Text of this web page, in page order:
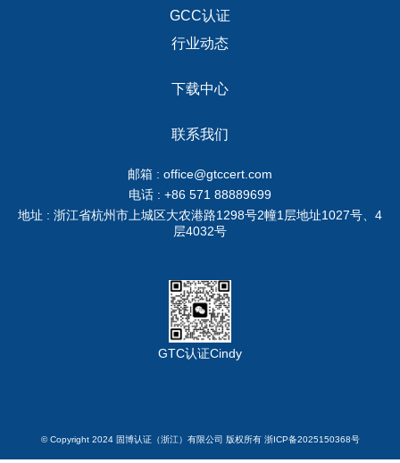
GCC认证
行业动态
下载中心
联系我们
邮箱 : office@gtccert.com
电话 : +86 571 88889699
地址 : 浙江省杭州市上城区大农港路1298号2幢1层地址1027号、4
层4032号
GTC认证Cindy
© Copyright 2024 固博认证（浙江）有限公司 版权所有 浙ICP备2025150368号